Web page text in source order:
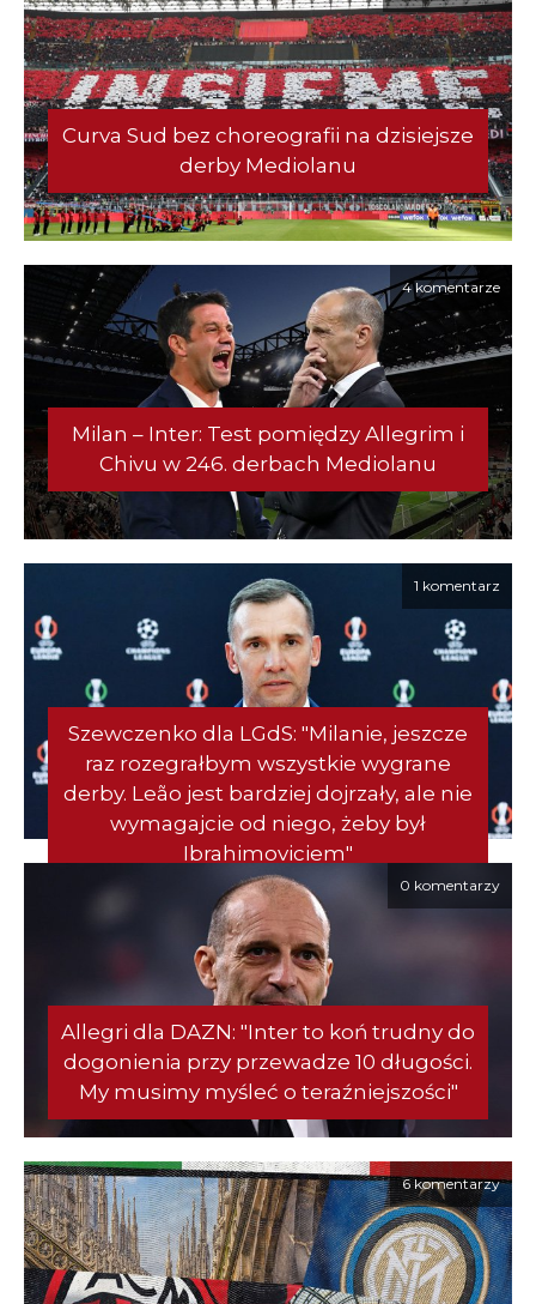
Curva Sud bez choreografii na dzisiejsze
derby Mediolanu
4 komentarze
Milan – Inter: Test pomiędzy Allegrim i
Chivu w 246. derbach Mediolanu
1 komentarz
Szewczenko dla LGdS: "Milanie, jeszcze
raz rozegrałbym wszystkie wygrane
derby. Leão jest bardziej dojrzały, ale nie
wymagajcie od niego, żeby był
Ibrahimoviciem"
0 komentarzy
Allegri dla DAZN: "Inter to koń trudny do
dogonienia przy przewadze 10 długości.
My musimy myśleć o teraźniejszości"
6 komentarzy